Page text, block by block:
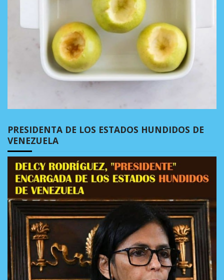
PRESIDENTA DE LOS ESTADOS HUNDIDOS DE
VENEZUELA